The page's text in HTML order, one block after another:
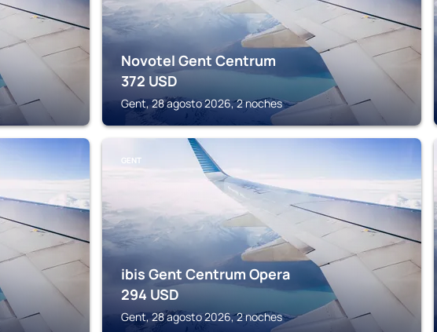
Novotel Gent Centrum
372 USD
Gent, 28 agosto 2026, 2 noches
GENT
ibis Gent Centrum Opera
294 USD
Gent, 28 agosto 2026, 2 noches